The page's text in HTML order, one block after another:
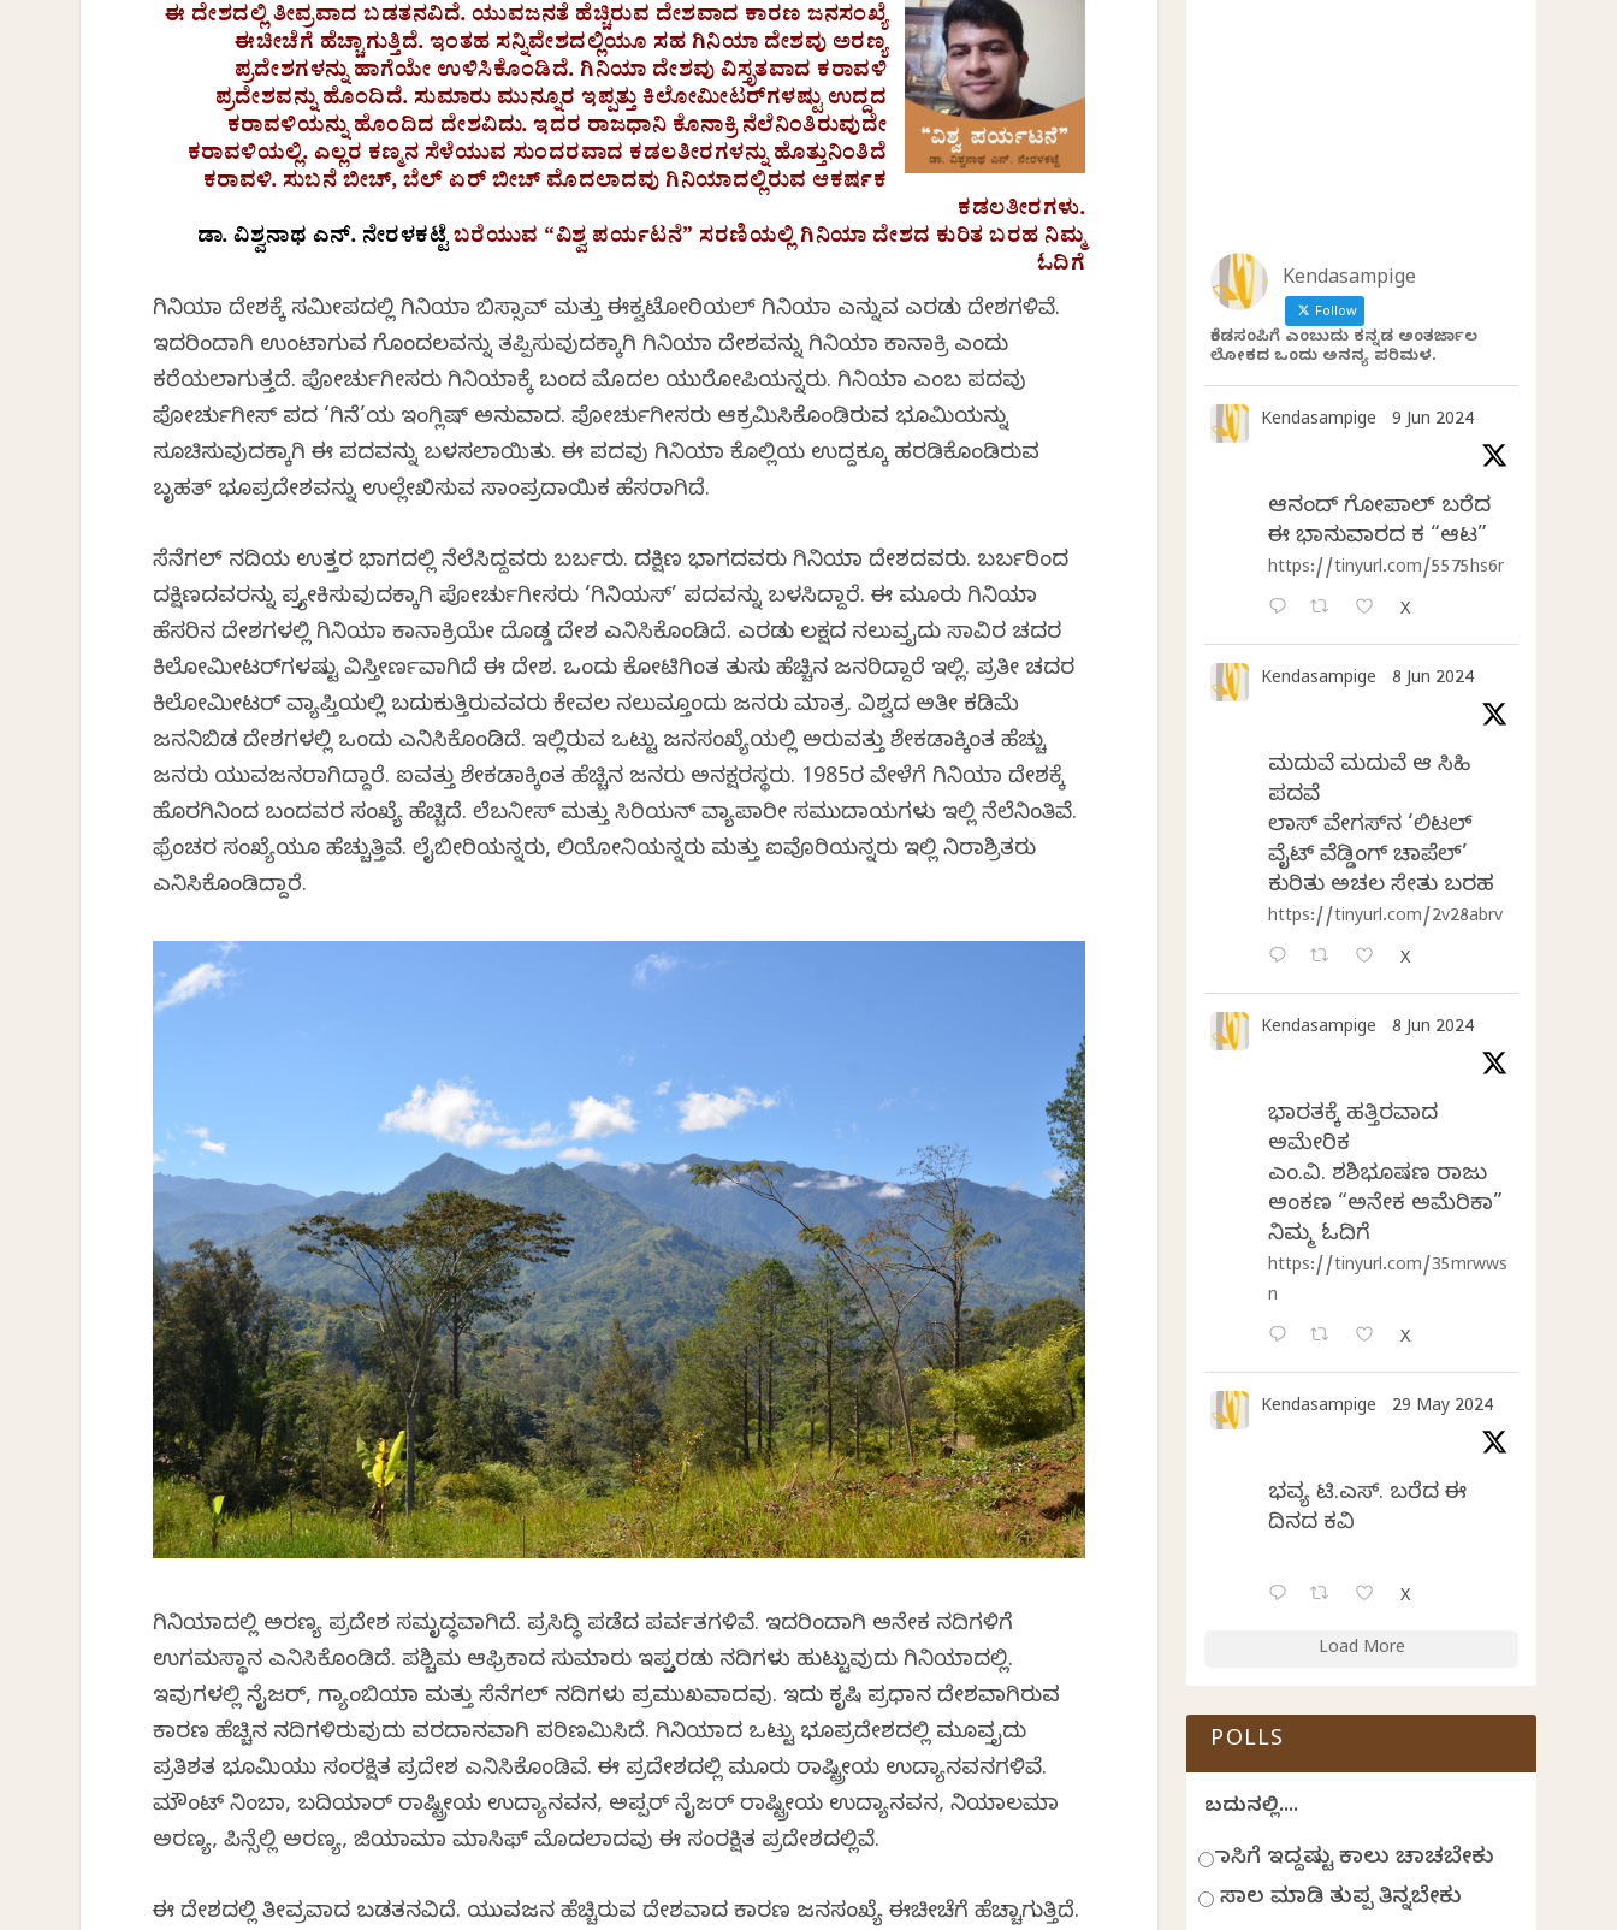
ಈ ದೇಶದಲ್ಲಿ ತೀವ್ರವಾದ ಬಡತನವಿದೆ. ಯುವಜನತೆ ಹೆಚ್ಚಿರುವ ದೇಶವಾದ ಕಾರಣ ಜನಸಂಖ್ಯೆ
ಈಚೀಚೆಗೆ ಹೆಚ್ಚಾಗುತ್ತಿದೆ. ಇಂತಹ ಸನ್ನಿವೇಶದಲ್ಲಿಯೂ ಸಹ ಗಿನಿಯಾ ದೇಶವು ಅರಣ್ಯ
ಪ್ರದೇಶಗಳನ್ನು ಹಾಗೆಯೇ ಉಳಿಸಿಕೊಂಡಿದೆ. ಗಿನಿಯಾ ದೇಶವು ವಿಸ್ತೃತವಾದ ಕರಾವಳಿ
ಪ್ರದೇಶವನ್ನು ಹೊಂದಿದೆ. ಸುಮಾರು ಮುನ್ನೂರ ಇಪ್ಪತ್ತು ಕಿಲೋಮೀಟರ್‌ಗಳಷ್ಟು ಉದ್ದದ
ಕರಾವಳಿಯನ್ನು ಹೊಂದಿದ ದೇಶವಿದು. ಇದರ ರಾಜಧಾನಿ ಕೊನಾಕ್ರಿ ನೆಲೆನಿಂತಿರುವುದೇ
ಕರಾವಳಿಯಲ್ಲಿ. ಎಲ್ಲರ ಕಣ್ಮನ ಸೆಳೆಯುವ ಸುಂದರವಾದ ಕಡಲತೀರಗಳನ್ನು ಹೊತ್ತುನಿಂತಿದೆ
ಕರಾವಳಿ. ಸುಬನೆ ಬೀಚ್, ಬೆಲ್ ಏರ್ ಬೀಚ್ ಮೊದಲಾದವು ಗಿನಿಯಾದಲ್ಲಿರುವ ಆಕರ್ಷಕ
ಕಡಲತೀರಗಳು.
ಡಾ. ವಿಶ್ವನಾಥ ಎನ್. ನೇರಳಕಟ್ಟೆಬರೆಯುವ “ವಿಶ್ವ ಪರ್ಯಟನೆ” ಸರಣಿಯಲ್ಲಿ ಗಿನಿಯಾ ದೇಶದ ಕುರಿತ ಬರಹ ನಿಮ್ಮ
ಓದಿಗೆ
ಗಿನಿಯಾ ದೇಶಕ್ಕೆ ಸಮೀಪದಲ್ಲಿ ಗಿನಿಯಾ ಬಿಸ್ಸಾವ್ ಮತ್ತು ಈಕ್ವಟೋರಿಯಲ್ ಗಿನಿಯಾ ಎನ್ನುವ ಎರಡು ದೇಶಗಳಿವೆ.
ಇದರಿಂದಾಗಿ ಉಂಟಾಗುವ ಗೊಂದಲವನ್ನು ತಪ್ಪಿಸುವುದಕ್ಕಾಗಿ ಗಿನಿಯಾ ದೇಶವನ್ನು ಗಿನಿಯಾ ಕಾನಾಕ್ರಿ ಎಂದು
ಕರೆಯಲಾಗುತ್ತದೆ. ಪೋರ್ಚುಗೀಸರು ಗಿನಿಯಾಕ್ಕೆ ಬಂದ ಮೊದಲ ಯುರೋಪಿಯನ್ನರು. ಗಿನಿಯಾ ಎಂಬ ಪದವು
ಪೋರ್ಚುಗೀಸ್ ಪದ ‘ಗಿನೆ’ಯ ಇಂಗ್ಲಿಷ್ ಅನುವಾದ. ಪೋರ್ಚುಗೀಸರು ಆಕ್ರಮಿಸಿಕೊಂಡಿರುವ ಭೂಮಿಯನ್ನು
ಸೂಚಿಸುವುದಕ್ಕಾಗಿ ಈ ಪದವನ್ನು ಬಳಸಲಾಯಿತು. ಈ ಪದವು ಗಿನಿಯಾ ಕೊಲ್ಲಿಯ ಉದ್ದಕ್ಕೂ ಹರಡಿಕೊಂಡಿರುವ
ಬೃಹತ್ ಭೂಪ್ರದೇಶವನ್ನು ಉಲ್ಲೇಖಿಸುವ ಸಾಂಪ್ರದಾಯಿಕ ಹೆಸರಾಗಿದೆ.
ಸೆನೆಗಲ್ ನದಿಯ ಉತ್ತರ ಭಾಗದಲ್ಲಿ ನೆಲೆಸಿದ್ದವರು ಬರ್ಬರು. ದಕ್ಷಿಣ ಭಾಗದವರು ಗಿನಿಯಾ ದೇಶದವರು. ಬರ್ಬರಿಂದ
ದಕ್ಷಿಣದವರನ್ನು ಪ್ರತ್ಯೇಕಿಸುವುದಕ್ಕಾಗಿ ಪೋರ್ಚುಗೀಸರು ‘ಗಿನಿಯಸ್’ ಪದವನ್ನು ಬಳಸಿದ್ದಾರೆ. ಈ ಮೂರು ಗಿನಿಯಾ
ಹೆಸರಿನ ದೇಶಗಳಲ್ಲಿ ಗಿನಿಯಾ ಕಾನಾಕ್ರಿಯೇ ದೊಡ್ಡ ದೇಶ ಎನಿಸಿಕೊಂಡಿದೆ. ಎರಡು ಲಕ್ಷದ ನಲುವತ್ತೈದು ಸಾವಿರ ಚದರ
ಕಿಲೋಮೀಟರ್‌ಗಳಷ್ಟು ವಿಸ್ತೀರ್ಣವಾಗಿದೆ ಈ ದೇಶ. ಒಂದು ಕೋಟಿಗಿಂತ ತುಸು ಹೆಚ್ಚಿನ ಜನರಿದ್ದಾರೆ ಇಲ್ಲಿ. ಪ್ರತೀ ಚದರ
ಕಿಲೋಮೀಟರ್ ವ್ಯಾಪ್ತಿಯಲ್ಲಿ ಬದುಕುತ್ತಿರುವವರು ಕೇವಲ ನಲುವತ್ತೊಂದು ಜನರು ಮಾತ್ರ. ವಿಶ್ವದ ಅತೀ ಕಡಿಮೆ
ಜನನಿಬಿಡ ದೇಶಗಳಲ್ಲಿ ಒಂದು ಎನಿಸಿಕೊಂಡಿದೆ. ಇಲ್ಲಿರುವ ಒಟ್ಟು ಜನಸಂಖ್ಯೆಯಲ್ಲಿ ಅರುವತ್ತು ಶೇಕಡಾಕ್ಕಿಂತ ಹೆಚ್ಚು
ಜನರು ಯುವಜನರಾಗಿದ್ದಾರೆ. ಐವತ್ತು ಶೇಕಡಾಕ್ಕಿಂತ ಹೆಚ್ಚಿನ ಜನರು ಅನಕ್ಷರಸ್ಥರು. 1985ರ ವೇಳೆಗೆ ಗಿನಿಯಾ ದೇಶಕ್ಕೆ
ಹೊರಗಿನಿಂದ ಬಂದವರ ಸಂಖ್ಯೆ ಹೆಚ್ಚಿದೆ. ಲೆಬನೀಸ್ ಮತ್ತು ಸಿರಿಯನ್ ವ್ಯಾಪಾರೀ ಸಮುದಾಯಗಳು ಇಲ್ಲಿ ನೆಲೆನಿಂತಿವೆ.
ಫ್ರೆಂಚರ ಸಂಖ್ಯೆಯೂ ಹೆಚ್ಚುತ್ತಿವೆ. ಲೈಬೀರಿಯನ್ನರು, ಲಿಯೋನಿಯನ್ನರು ಮತ್ತು ಐವೊರಿಯನ್ನರು ಇಲ್ಲಿ ನಿರಾಶ್ರಿತರು
ಎನಿಸಿಕೊಂಡಿದ್ದಾರೆ.
ಗಿನಿಯಾದಲ್ಲಿ ಅರಣ್ಯ ಪ್ರದೇಶ ಸಮೃದ್ಧವಾಗಿದೆ. ಪ್ರಸಿದ್ಧಿ ಪಡೆದ ಪರ್ವತಗಳಿವೆ. ಇದರಿಂದಾಗಿ ಅನೇಕ ನದಿಗಳಿಗೆ
ಉಗಮಸ್ಥಾನ ಎನಿಸಿಕೊಂಡಿದೆ. ಪಶ್ಚಿಮ ಆಫ್ರಿಕಾದ ಸುಮಾರು ಇಪ್ಪತ್ತೆರಡು ನದಿಗಳು ಹುಟ್ಟುವುದು ಗಿನಿಯಾದಲ್ಲಿ.
ಇವುಗಳಲ್ಲಿ ನೈಜರ್, ಗ್ಯಾಂಬಿಯಾ ಮತ್ತು ಸೆನೆಗಲ್ ನದಿಗಳು ಪ್ರಮುಖವಾದವು. ಇದು ಕೃಷಿ ಪ್ರಧಾನ ದೇಶವಾಗಿರುವ
ಕಾರಣ ಹೆಚ್ಚಿನ ನದಿಗಳಿರುವುದು ವರದಾನವಾಗಿ ಪರಿಣಮಿಸಿದೆ. ಗಿನಿಯಾದ ಒಟ್ಟು ಭೂಪ್ರದೇಶದಲ್ಲಿ ಮೂವತ್ತೈದು
ಪ್ರತಿಶತ ಭೂಮಿಯು ಸಂರಕ್ಷಿತ ಪ್ರದೇಶ ಎನಿಸಿಕೊಂಡಿವೆ. ಈ ಪ್ರದೇಶದಲ್ಲಿ ಮೂರು ರಾಷ್ಟ್ರೀಯ ಉದ್ಯಾನವನಗಳಿವೆ.
ಮೌಂಟ್ ನಿಂಬಾ, ಬದಿಯಾರ್ ರಾಷ್ಟ್ರೀಯ ಉದ್ಯಾನವನ, ಅಪ್ಪರ್ ನೈಜರ್ ರಾಷ್ಟ್ರೀಯ ಉದ್ಯಾನವನ, ನಿಯಾಲಮಾ
ಅರಣ್ಯ, ಪಿನ್ಸೆಲ್ಲಿ ಅರಣ್ಯ, ಜಿಯಾಮಾ ಮಾಸಿಫ್ ಮೊದಲಾದವು ಈ ಸಂರಕ್ಷಿತ ಪ್ರದೇಶದಲ್ಲಿವೆ.
ಈ ದೇಶದಲ್ಲಿ ತೀವ್ರವಾದ ಬಡತನವಿದೆ. ಯುವಜನತೆ ಹೆಚ್ಚಿರುವ ದೇಶವಾದ ಕಾರಣ ಜನಸಂಖ್ಯೆ ಈಚೀಚೆಗೆ ಹೆಚ್ಚಾಗುತ್ತಿದೆ.
Kendasampige
Follow
ಕೆಂಡಸಂಪಿಗೆ ಎಂಬುದು ಕನ್ನಡ ಅಂತರ್ಜಾಲ
ಲೋಕದ ಒಂದು ಅನನ್ಯ ಪರಿಮಳ.
Kendasampige 9 Jun 2024
ಆನಂದ್‌ ಗೋಪಾಲ್‌ ಬರೆದ
ಈ ಭಾನುವಾರದ ಕತೆ “ಆಟ”
https://tinyurl.com/5575hs6r
X
Kendasampige 8 Jun 2024
ಮದುವೆ ಮದುವೆ ಆ ಸಿಹಿ
ಪದವೆ
ಲಾಸ್‌ ವೇಗಸ್‌ನ ‘ಲಿಟಲ್
ವೈಟ್ ವೆಡ್ಡಿಂಗ್ ಚಾಪೆಲ್’
ಕುರಿತು ಅಚಲ ಸೇತು ಬರಹ
https://tinyurl.com/2v28abrv
X
Kendasampige 8 Jun 2024
ಭಾರತಕ್ಕೆ ಹತ್ತಿರವಾದ
ಅಮೇರಿಕ
ಎಂ.ವಿ. ಶಶಿಭೂಷಣ ರಾಜು
ಅಂಕಣ “ಅನೇಕ ಅಮೆರಿಕಾ”
ನಿಮ್ಮ ಓದಿಗೆ
https://tinyurl.com/35mrwws
n
X
Kendasampige 29 May 2024
ಭವ್ಯ ಟಿ.ಎಸ್. ಬರೆದ ಈ
ದಿನದ ಕವಿತೆ
X
Load More
POLLS
ಬದುಕಿನಲ್ಲಿ....
ಹಾಸಿಗೆ ಇದ್ದಷ್ಟು ಕಾಲು ಚಾಚಬೇಕು
ಸಾಲ ಮಾಡಿ ತುಪ್ಪ ತಿನ್ನಬೇಕು